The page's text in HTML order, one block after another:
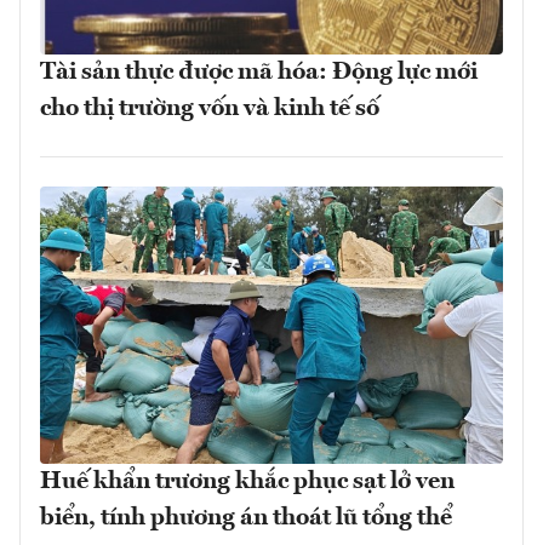
Tài sản thực được mã hóa: Động lực mới
cho thị trường vốn và kinh tế số
Huế khẩn trương khắc phục sạt lở ven
biển, tính phương án thoát lũ tổng thể